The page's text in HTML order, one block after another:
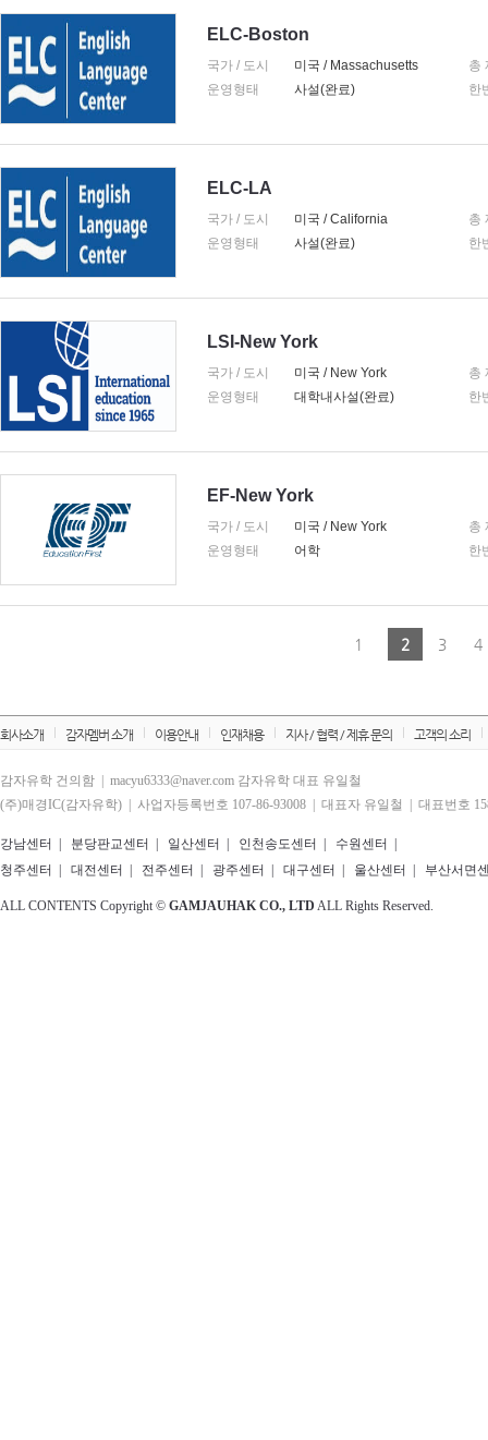
ELC-Boston
국가 / 도시 미국 / Massachusetts
총
운영형태
사설(완료) 한
ELC-LA
국가 / 도시 미국 / California
총
운영형태
사설(완료) 한
LSI-New York
국가 / 도시 미국 / New York
총
운영형태
대학내사설(완료) 한
EF-New York
국가 / 도시 미국 / New York
총
운영형태
어학 한
1 2 3 4
회사소개 감자멤버 소개 이용안내 인재채용 지사 / 협력 / 제휴 문의 고객의 소리
감자유학 건의함 | macyu6333@naver.com 감자유학 대표 유일철
(주)매경IC(감자유학) | 사업자등록번호 107-86-93008 | 대표자 유일철 | 대표번호
강남센터 분당판교센터 일산센터 인천송도센터 수원센터
청주센터
대전센터 전주센터 광주센터 대구센터 울산센터 부산서면
ALL CONTENTS Copyright © GAMJAUHAK CO., LTD ALL Rights Reserved.